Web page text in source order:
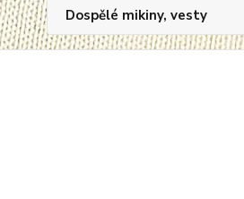
Dospělé mikiny, vesty